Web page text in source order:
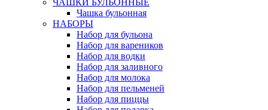
ЧАШКИ БУЛЬОННЫЕ
Чашка бульонная
НАБОРЫ
Набор для бульона
Набор для вареников
Набор для водки
Набор для заливного
Набор для молока
Набор для пельменей
Набор для пиццы